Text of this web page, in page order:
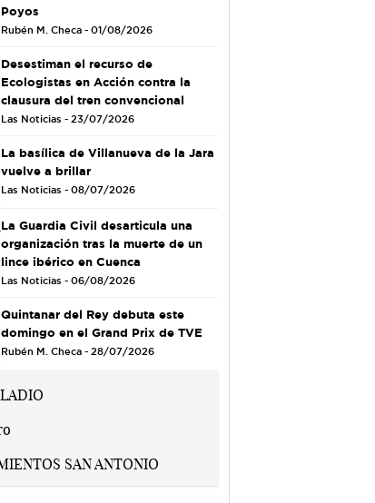
Poyos
Rubén M. Checa - 01/08/2026
Desestiman el recurso de
Ecologistas en Acción contra la
clausura del tren convencional
Las Noticias - 23/07/2026
La basílica de Villanueva de la Jara
vuelve a brillar
Las Noticias - 08/07/2026
La Guardia Civil desarticula una
organización tras la muerte de un
lince ibérico en Cuenca
Las Noticias - 06/08/2026
Quintanar del Rey debuta este
domingo en el Grand Prix de TVE
Rubén M. Checa - 28/07/2026